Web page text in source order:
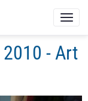
- Art